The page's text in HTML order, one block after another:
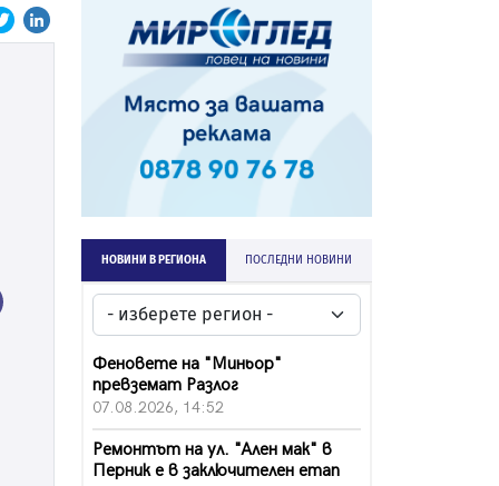
НОВИНИ В РЕГИОНА ПОСЛЕДНИ НОВИНИ
Феновете на "Миньор"
превземат Разлог
07.08.2026, 14:52
Ремонтът на ул. "Ален мак" в
Перник е в заключителен етап